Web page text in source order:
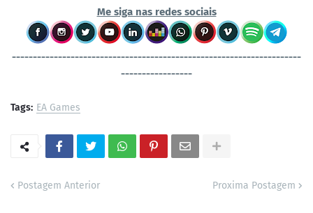
Me siga nas redes sociais
---------------------------------------------------------------------
-----------------
Tags: EA Games
Postagem Anterior Proxima Postagem